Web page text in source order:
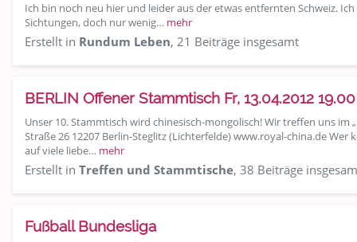
Ich bin noch neu hier und leider aus der etwas entfernten Schweiz.
Sichtungen, doch nur wenig… mehr
Erstellt in Rundum Leben, 21 Beiträge insgesamt
BERLIN Offener Stammtisch Fr, 13.04.2012
Unser 10. Stammtisch wird chinesisch-mongolisch! Wir treffen uns im
Straße 26 12207 Berlin-Steglitz (Lichterfelde) www.royal-china.de Wer
auf viele liebe… mehr
Erstellt in Treffen und Stammtische, 38 Beiträge
Fußball Bundesliga